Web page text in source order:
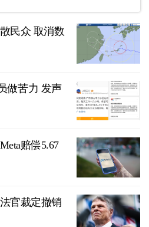
民众 取消数
做苦力 发声
赔偿5.67
官裁定撤销